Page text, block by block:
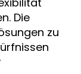
Die
zu